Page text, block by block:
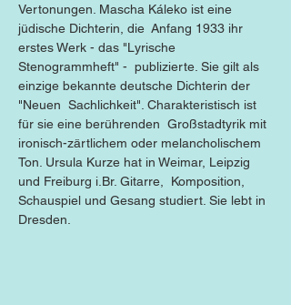
Vertonungen. Mascha Káleko ist eine
jüdische Dichterin, die  Anfang 1933 ihr
erstes Werk - das "Lyrische
Stenogrammheft" -  publizierte. Sie gilt als
einzige bekannte deutsche Dichterin der
"Neuen  Sachlichkeit". Charakteristisch ist
für sie eine berührenden  Großstadtyrik mit
ironisch-zärtlichem oder melancholischem
Ton. Ursula Kurze hat in Weimar, Leipzig
und Freiburg i.Br. Gitarre,  Komposition,
Schauspiel und Gesang studiert. Sie lebt in
Dresden.